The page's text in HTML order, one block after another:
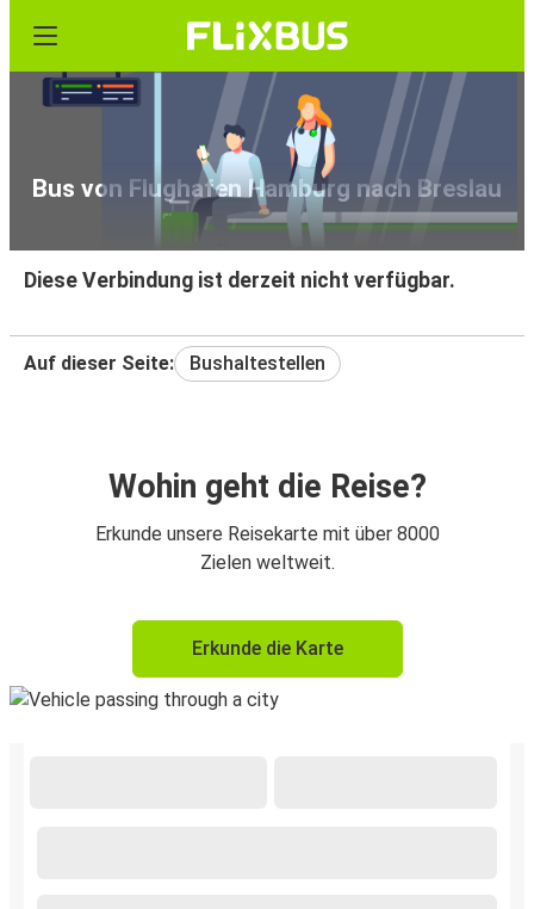
Bus von Flughafen Hamburg nach Breslau
Diese Verbindung ist derzeit nicht verfügbar.
Auf dieser Seite: Bushaltestellen
Wohin geht die Reise?
Erkunde unsere Reisekarte mit über 8000
Zielen weltweit.
Erkunde die Karte